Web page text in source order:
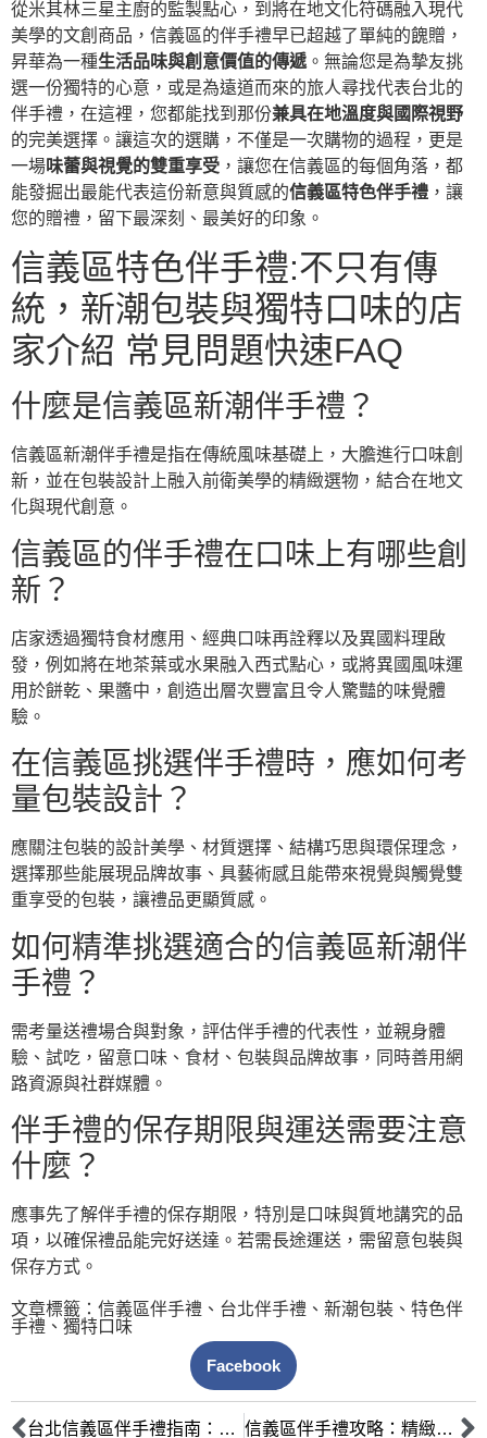
從米其林三星主廚的監製點心，到將在地文化符碼融入現代
美學的文創商品，信義區的伴手禮早已超越了單純的餽贈，
昇華為一種生活品味與創意價值的傳遞 。無論您是為摯友挑
選一份獨特的心意，或是為遠道而來的旅人尋找代表台北的
伴手禮，在這裡，您都能找到那份兼具在地溫度與國際視野
的完美選擇。讓這次的選購，不僅是一次購物的過程，更是
一場味蕾與視覺的雙重享受 ，讓您在信義區的每個角落，都
能發掘出最能代表這份新意與質感的信義區特色伴手禮 ，讓
您的贈禮，留下最深刻、最美好的印象。
信義區特色伴手禮:不只有傳
統，新潮包裝與獨特口味的店
家介紹 常見問題快速FAQ
什麼是信義區新潮伴手禮？
信義區新潮伴手禮是指在傳統風味基礎上，大膽進行口味創
新，並在包裝設計上融入前衛美學的精緻選物，結合在地文
化與現代創意。
信義區的伴手禮在口味上有哪些創
新？
店家透過獨特食材應用、經典口味再詮釋以及異國料理啟
發，例如將在地茶葉或水果融入西式點心，或將異國風味運
用於餅乾、果醬中，創造出層次豐富且令人驚豔的味覺體
驗。
在信義區挑選伴手禮時，應如何考
量包裝設計？
應關注包裝的設計美學、材質選擇、結構巧思與環保理念，
選擇那些能展現品牌故事、具藝術感且能帶來視覺與觸覺雙
重享受的包裝，讓禮品更顯質感。
如何精準挑選適合的信義區新潮伴
手禮？
需考量送禮場合與對象，評估伴手禮的代表性，並親身體
驗、試吃，留意口味、食材、包裝與品牌故事，同時善用網
路資源與社群媒體。
伴手禮的保存期限與運送需要注意
什麼？
應事先了解伴手禮的保存期限，特別是口味與質地講究的品
項，以確保禮品能完好送達。若需長途運送，需留意包裝與
保存方式。
文章標籤： 信義區伴手禮 、 台北伴手禮 、 新潮包裝 、 特色伴
手禮 、 獨特口味
Facebook
台北信義區伴手禮指南：從茶香出發，品味城市的多元選禮智慧 信義區伴手禮攻略：精緻好禮預算指南，送禮達人必收藏